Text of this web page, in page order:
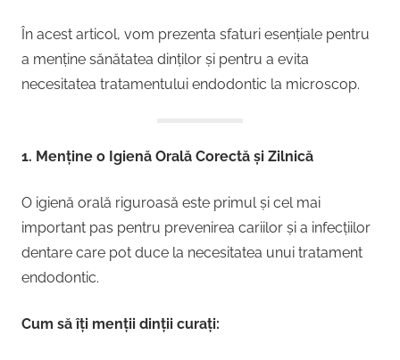
În acest articol, vom prezenta sfaturi esențiale pentru
a menține sănătatea dinților și pentru a evita
necesitatea tratamentului endodontic la microscop.
1. Menține o Igienă Orală Corectă și Zilnică
O igienă orală riguroasă este primul și cel mai
important pas pentru prevenirea cariilor și a infecțiilor
dentare care pot duce la necesitatea unui tratament
endodontic.
Cum să îți menții dinții curați: